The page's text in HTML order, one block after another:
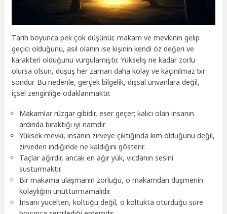
Tarih boyunca pek çok düşünür, makam ve mevkinin gelip
geçici olduğunu, asıl olanın ise kişinin kendi öz değeri ve
karakteri olduğunu vurgulamıştır. Yükseliş ne kadar zorlu
olursa olsun, düşüş her zaman daha kolay ve kaçınılmaz bir
sondur. Bu nedenle, gerçek bilgelik, dışsal unvanlara değil,
içsel zenginliğe odaklanmaktır.
Makamlar rüzgar gibidir, eser geçer; kalıcı olan insanın
ardında bıraktığı iyi namdır.
Yüksek mevki, insanın zirveye çıktığında kim olduğunu değil,
zirveden indiğinde ne kaldığını gösterir.
Taçlar ağırdır, ancak en ağır yük, vicdanın sesini
susturmaktır.
Bir makama ulaşmanın zorluğu, o makamdan düşmenin
kolaylığını unutturmamalıdır.
İnsanı yücelten, koltuğu değil, o koltukta oturduğu süre